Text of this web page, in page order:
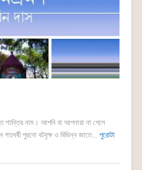
নাম। আপনি বা আপনারা না গেলে
পুরনো বটবৃক্ষ ও বিভিন্ন জাতে... পুরোটা